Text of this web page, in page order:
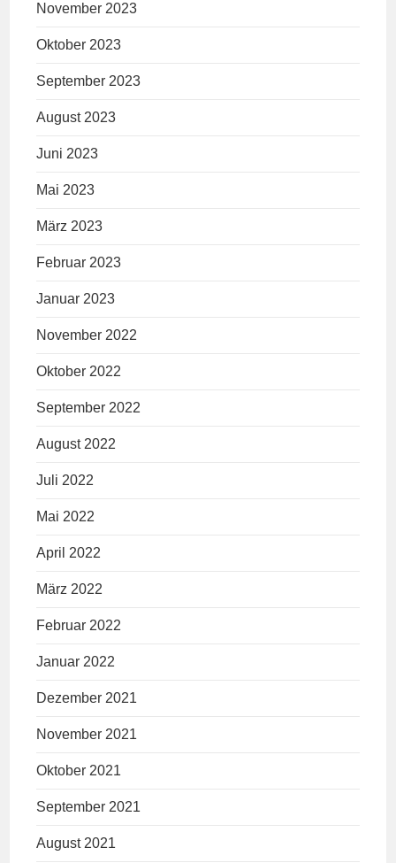
November 2023
Oktober 2023
September 2023
August 2023
Juni 2023
Mai 2023
März 2023
Februar 2023
Januar 2023
November 2022
Oktober 2022
September 2022
August 2022
Juli 2022
Mai 2022
April 2022
März 2022
Februar 2022
Januar 2022
Dezember 2021
November 2021
Oktober 2021
September 2021
August 2021